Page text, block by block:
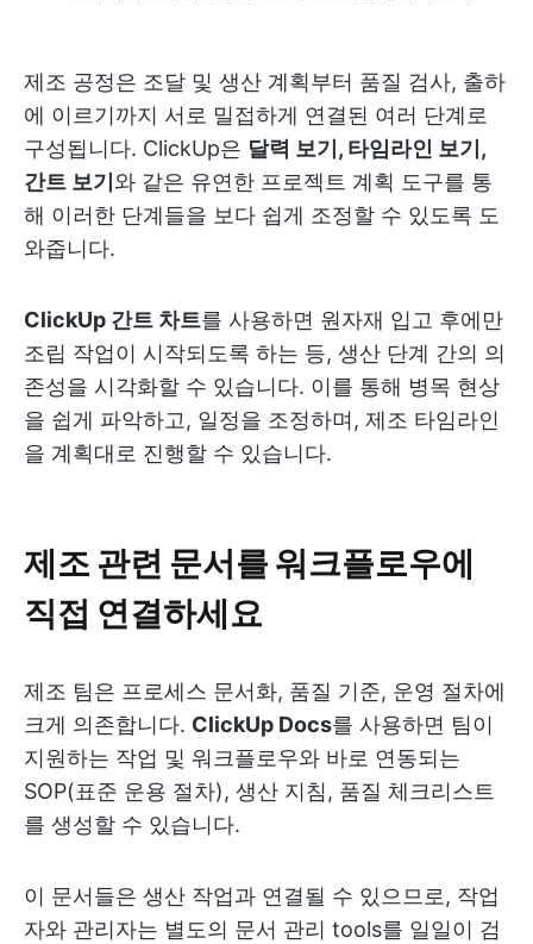
제조 공정은 조달 및 생산 계획부터 품질 검사, 출하
에 이르기까지 서로 밀접하게 연결된 여러 단계로
구성됩니다. ClickUp은 달력 보기, 타임라인 보기,
간트 보기와 같은 유연한 프로젝트 계획 도구를 통
해 이러한 단계들을 보다 쉽게 조정할 수 있도록 도
와줍니다.
ClickUp 간트 차트를 사용하면 원자재 입고 후에만
조립 작업이 시작되도록 하는 등, 생산 단계 간의 의
존성을 시각화할 수 있습니다. 이를 통해 병목 현상
을 쉽게 파악하고, 일정을 조정하며, 제조 타임라인
을 계획대로 진행할 수 있습니다.
제조 관련 문서를 워크플로우에
직접 연결하세요
제조 팀은 프로세스 문서화, 품질 기준, 운영 절차에
크게 의존합니다. ClickUp Docs를 사용하면 팀이
지원하는 작업 및 워크플로우와 바로 연동되는
SOP(표준 운용 절차), 생산 지침, 품질 체크리스트
를 생성할 수 있습니다.
이 문서들은 생산 작업과 연결될 수 있으므로, 작업
자와 관리자는 별도의 문서 관리 tools를 일일이 검